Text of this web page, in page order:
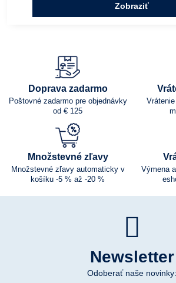
Zobraziť
Doprava zadarmo
Poštovné zadarmo pre objednávky
od € 125
Množstevné zľavy
Množstevné zľavy automaticky v
košíku -5 % až -20 %
Výmena
Newsletter
Odoberať naše novinky: